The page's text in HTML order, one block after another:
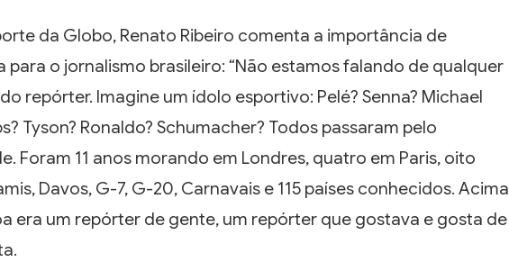
da Globo, Renato Ribeiro comenta a importância de
para o jornalismo brasileiro: “Não estamos falando de qualquer
repórter. Imagine um ídolo esportivo: Pelé? Senna? Michael
Tyson? Ronaldo? Schumacher? Todos passaram pelo
Foram 11 anos morando em Londres, quatro em Paris, oito
Davos, G-7, G-20, Carnavais e 115 países conhecidos. Acima
era um repórter de gente, um repórter que gostava e gosta de